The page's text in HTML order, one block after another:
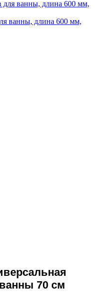
ванны, длина 600 мм,
70 см